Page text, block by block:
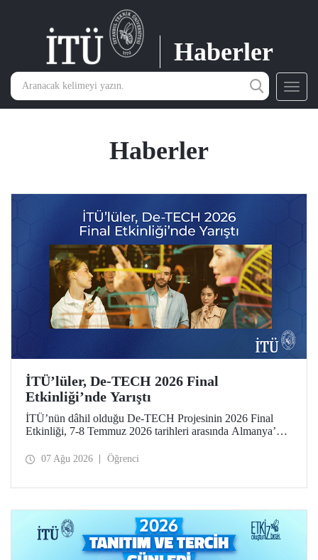
Haberler
Haberler
İTÜ’lüler, De-TECH 2026 Final
Etkinliği’nde Yarıştı
İTÜ’nün dâhil olduğu De-TECH Projesinin 2026 Final
Etkinliği, 7-8 Temmuz 2026 tarihleri arasında Almanya’da
İTÜ’lü girişimciler, etkinlikte girişimlerini ve projelerini
Teknoloji Müsabakası – Gıda ve Tarım Edisyonu’nda “En
Yaratıcı Fikir” kategorisinde birincilik ödülünün sahibi
oldu.
07 Ağu 2026 Öğrenci